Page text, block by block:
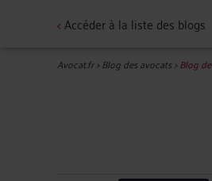
<Accéder à la liste des blogs
Avocat.fr>Blog des avocats>Blog